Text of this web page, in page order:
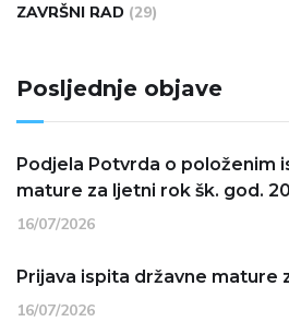
ZAVRŠNI RAD (29)
Posljednje objave
Podjela Potvrda o položenim
mature za ljetni rok šk. god.
16/07/2026
Prijava ispita državne mature
16/07/2026